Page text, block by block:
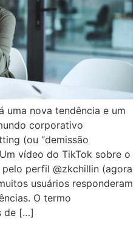
uma nova tendência e um
corporativo
(ou “demissão
vídeo do TikTok sobre o
perfil @zkchillin (agora
usuários responderam
O termo
de […]